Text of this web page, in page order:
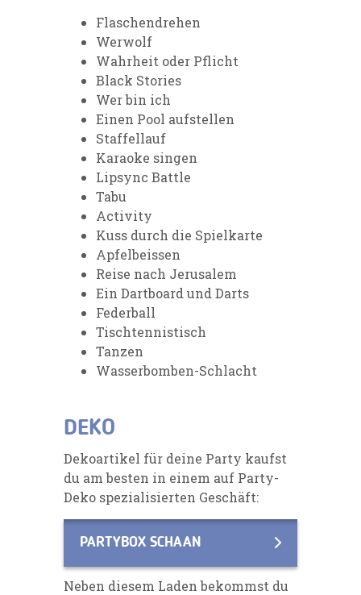
Flaschendrehen
Werwolf
Wahrheit oder Pflicht
Black Stories
Wer bin ich
Einen Pool aufstellen
Staffellauf
Karaoke singen
Lipsync Battle
Tabu
Activity
Kuss durch die Spielkarte
Apfelbeissen
Reise nach Jerusalem
Ein Dartboard und Darts
Federball
Tischtennistisch
Tanzen
Wasserbomben-Schlacht
DEKO
Dekoartikel für deine Party kaufst
du am besten in einem auf Party-
Deko spezialisierten Geschäft:
PARTYBOX SCHAAN
Neben diesem Laden bekommst du